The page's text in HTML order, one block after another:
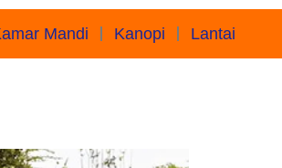
Mandi Kanopi Lantai